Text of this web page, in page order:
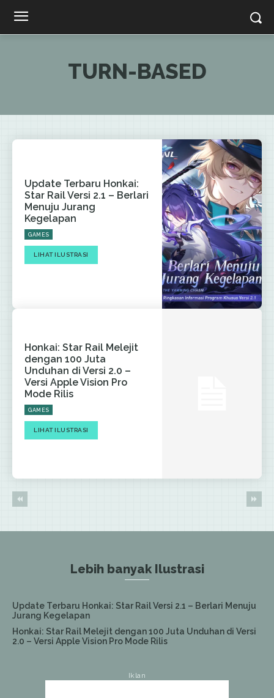
TURN-BASED
Update Terbaru Honkai:
Star Rail Versi 2.1 – Berlari
Menuju Jurang
Kegelapan
GAMES
LIHAT ILUSTRASI
Honkai: Star Rail Melejit
dengan 100 Juta
Unduhan di Versi 2.0 –
Versi Apple Vision Pro
Mode Rilis
GAMES
LIHAT ILUSTRASI
Lebih banyak Ilustrasi
Update Terbaru Honkai: Star Rail Versi 2.1 – Berlari Menuju
Jurang Kegelapan
Honkai: Star Rail Melejit dengan 100 Juta Unduhan di Versi
2.0 – Versi Apple Vision Pro Mode Rilis
Iklan